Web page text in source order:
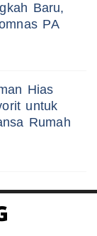
Baru,
PA
Hias
untuk
Rumah